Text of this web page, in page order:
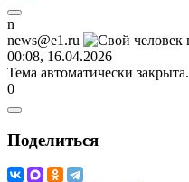
n
news@e1.ru
00:08, 16.04.2026
Тема автоматически закрыта.
0
Поделиться